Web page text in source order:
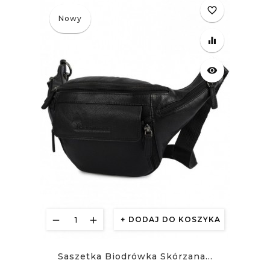
Nowy
DODAJ DO KOSZYKA
favorite_border
equalizer
visibility
Saszetka Biodrówka Skórzana...